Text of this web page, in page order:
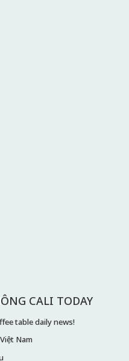
CALI TODAY
table daily news!
Nam